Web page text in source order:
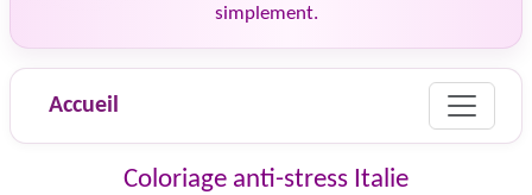
simplement.
Accueil
Coloriage anti-stress Italie